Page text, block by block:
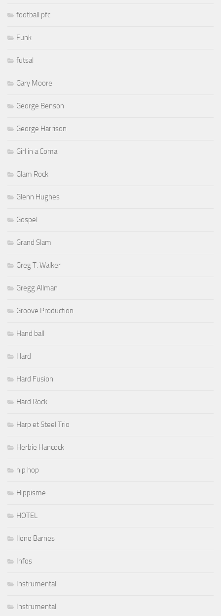
football pfc
Funk
futsal
Gary Moore
George Benson
George Harrison
Girl in a Coma
Glam Rock
Glenn Hughes
Gospel
Grand Slam
Greg T. Walker
Gregg Allman
Groove Production
Hand ball
Hard
Hard Fusion
Hard Rock
Harp et Steel Trio
Herbie Hancock
hip hop
Hippisme
HOTEL
Ilene Barnes
Infos
Instrumental
Instrumental